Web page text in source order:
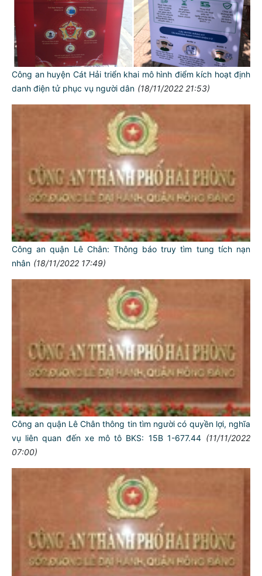
Công an huyện Cát Hải triển khai mô hình điểm kích hoạt định
danh điện tử phục vụ người dân (18/11/2022 21:53)
Công an quận Lê Chân: Thông báo truy tìm tung tích nạn
nhân (18/11/2022 17:49)
Công an quận Lê Chân thông tin tìm người có quyền lợi, nghĩa
vụ liên quan đến xe mô tô BKS: 15B 1-677.44 (11/11/2022
07:00)